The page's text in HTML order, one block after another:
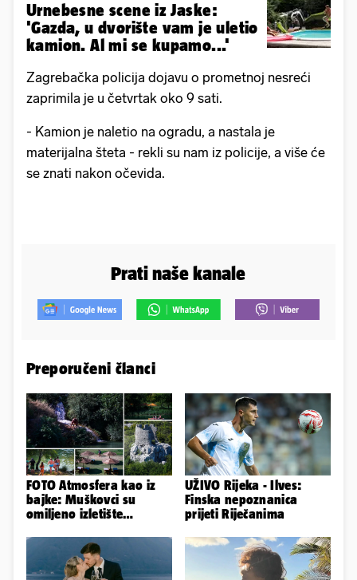
Urnebesne scene iz Jaske:
'Gazda, u dvorište vam je uletio
kamion. Al mi se kupamo...'
Zagrebačka policija dojavu o prometnoj nesreći
zaprimila je u četvrtak oko 9 sati.
- Kamion je naletio na ogradu, a nastala je
materijalna šteta - rekli su nam iz policije, a više će
se znati nakon očevida.
Prati naše kanale
Preporučeni članci
FOTO Atmosfera kao iz
bajke: Muškovci su
omiljeno izletište
zašto
UŽIVO Rijeka - Ilves:
Finska nepoznanica
prijeti Riječanima